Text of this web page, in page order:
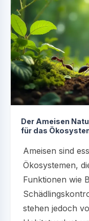
Der Ameisen
für das
Ameisen sind
Ökosystemen,
Funktionen wie
stehen jedoch